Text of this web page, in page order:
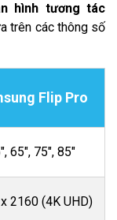
hình tương tác
trên các thông số
Flip Pro
65", 75", 85"
2160 (4K UHD)